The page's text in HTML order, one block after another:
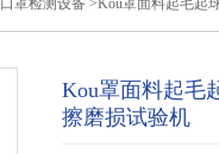
口罩检测设备 >Kou罩面料起毛起
Kou罩面料起毛
擦磨损试验机